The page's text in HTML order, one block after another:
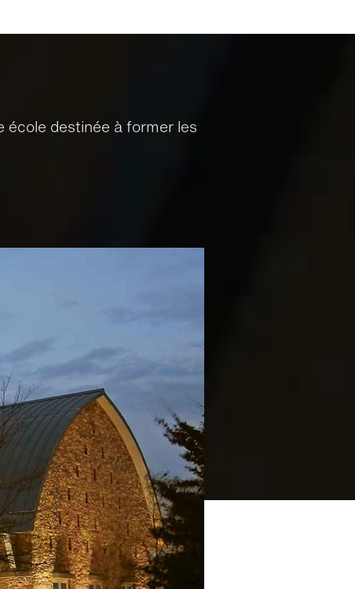
école destinée à former les